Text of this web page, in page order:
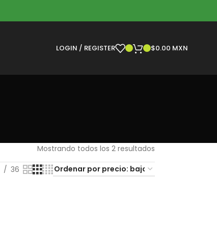
LOGIN / REGISTER $0.00 MXN
Mostrando todos los 2 resultados
36